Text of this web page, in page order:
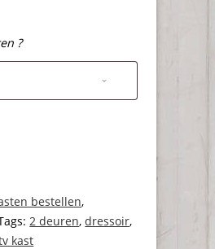
?
bestellen,
2 deuren,dressoir,
kast